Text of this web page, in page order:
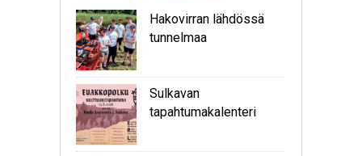
Hakovirran lähdössä
tunnelmaa
Sulkavan
tapahtumakalenteri